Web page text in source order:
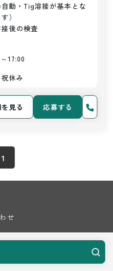
自動・Tig溶接が基本とな
）
接後の検査
17:00
休み
見る 応募する
1
せ
All Rights Reserved.